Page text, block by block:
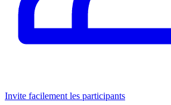
Invite facilement les participants